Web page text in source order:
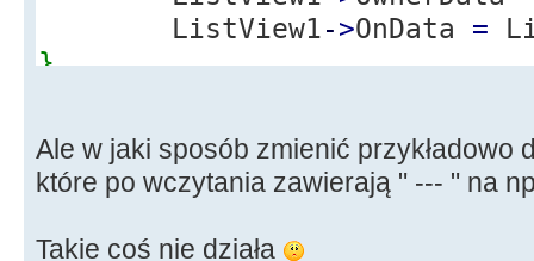
ListView1->OnData =
}
void
__fastcallTForm1::
*Sender)
Ale w jaki sposób zmienić przykładowo
które po wczytania zawierają " --- " na
Takie coś nie działa